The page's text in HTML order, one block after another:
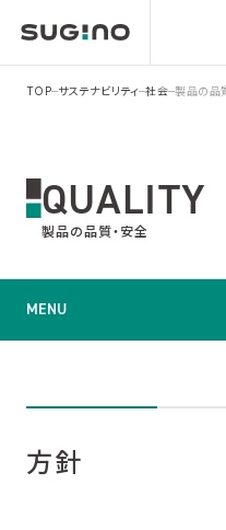
TOP サステナビリティ 社会 製品の品
QUALITY
製品の品質・安全
MENU
方針